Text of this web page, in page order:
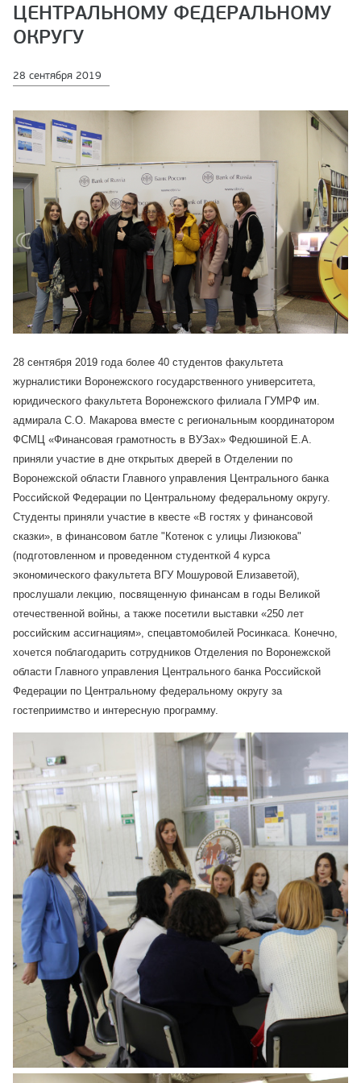
ЦЕНТРАЛЬНОМУ ФЕДЕРАЛЬНОМУ
ОКРУГУ
28 сентября 2019
28 сентября 2019 года более 40 студентов факультета
журналистики Воронежского государственного университета,
юридического факультета Воронежского филиала ГУМРФ им.
адмирала С.О. Макарова вместе с региональным координатором
ФСМЦ «Финансовая грамотность в ВУЗах» Федюшиной Е.А.
приняли участие в дне открытых дверей в Отделении по
Воронежской области Главного управления Центрального банка
Российской Федерации по Центральному федеральному округу.
Студенты приняли участие в квесте «В гостях у финансовой
сказки», в финансовом батле "Котенок с улицы Лизюкова"
(подготовленном и проведенном студенткой 4 курса
экономического факультета ВГУ Мошуровой Елизаветой),
прослушали лекцию, посвященную финансам в годы Великой
отечественной войны, а также посетили выставки «250 лет
российским ассигнациям», спецавтомобилей Росинкаса. Конечно,
хочется поблагодарить сотрудников Отделения по Воронежской
области Главного управления Центрального банка Российской
Федерации по Центральному федеральному округу за
гостеприимство и интересную программу.